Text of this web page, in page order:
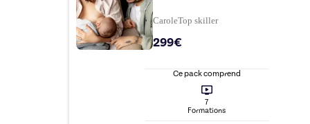
CaroleTop skiller
299€
Ce pack comprend
7
Formations